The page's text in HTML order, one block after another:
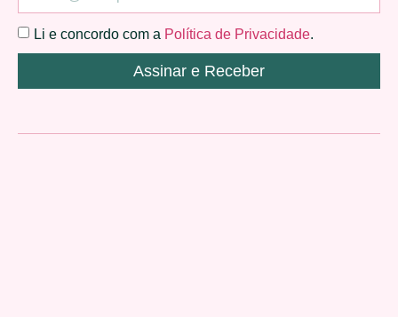
Li e concordo com a Política de Privacidade.
Assinar e Receber